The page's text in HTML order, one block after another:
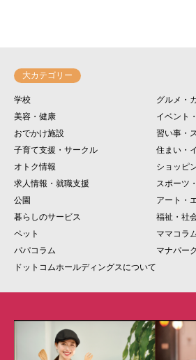
大カテゴリー
学校
グルメ・
美容・健康
イベント
おでかけ施設
習い事・
子育て支援・サークル
住まい・
オトク情報
ショッピ
求人情報・就職支援
スポーツ
公園
アート・
暮らしのサービス
福祉・社
ペット
ママコラ
パパコラム
マナパーク
ドットコムホールディングスについて